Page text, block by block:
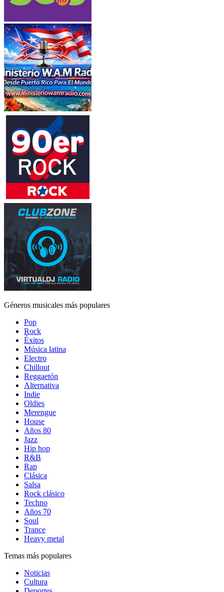
Géneros musicales más populares
Pop
Rock
Éxitos
Música latina
Electro
Chillout
Reggaetón
Alternativa
Indie
Oldies
Merengue
House
Años 80
Jazz
Hip hop
R&B
Rap
Clásica
Salsa
Rock clásico
Techno
Años 70
Soul
Trance
Heavy metal
Temas más populares
Noticias
Cultura